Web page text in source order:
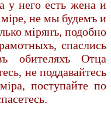
у него есть жена и
не мы будемъ и
мiрянъ, подобно
спаслись
обителяхъ Отца
не поддавайтесь
поступайте по